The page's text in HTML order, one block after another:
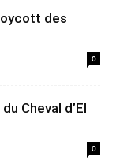
des
0
Cheval d’El
0